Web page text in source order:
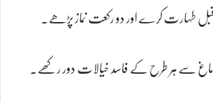
قبل طہارت کرے اور دو رکعت نماز پڑھے۔
سے ہر طرح کے فاسد خیالات دور رکھے۔